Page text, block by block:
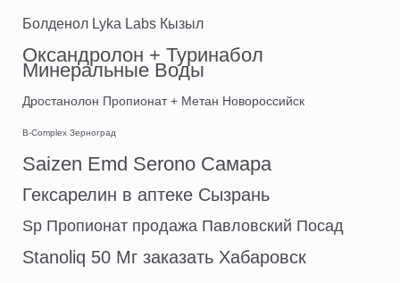
Болденол Lyka Labs Кызыл
Оксандролон + Туринабол
Минеральные Воды
Дростанолон Пропионат + Метан Новороссийск
B-Complex Зерноград
Saizen Emd Serono Самара
Гексарелин в аптеке Сызрань
Sp Пропионат продажа Павловский Посад
Stanoliq 50 Мг заказать Хабаровск